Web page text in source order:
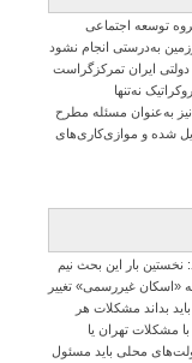
توسعه اجتماعی
به‌درستی انجام نشود
دولتی ایران تمرکزگراست
نه‌تنها
به‌عنوان مسئله مطرح
شده و موازی‌کاری‌های
بار این بحث نیم
غیررسمی» تغییر
بداند مشکلات هر
مشکلات تهران یا
محلی باید مسئول